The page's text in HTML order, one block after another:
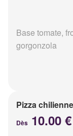
Base tomate,
gorgonzola
Pizza chilienne
Dès 10.00 €